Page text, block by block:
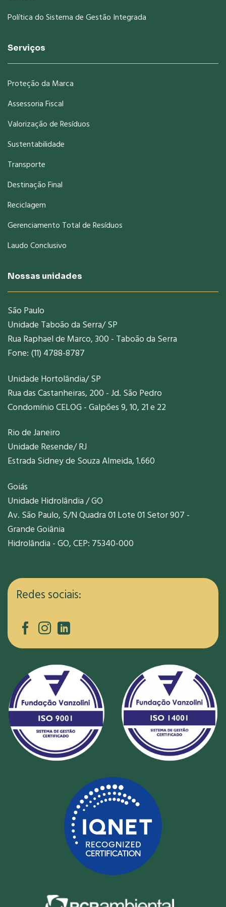
Política do Sistema de Gestão Integrada
Serviços
Proteção da Marca
Assessoria Fiscal
Valorização de Resíduos
Sustentabilidade
Transporte
Destinação Final
Reciclagem
Gerenciamento Total de Resíduos
Laudo Conclusivo
Nossas unidades
São Paulo
Unidade Taboão da Serra/ SP
Rua Raphael de Marco, 300 - Taboão da Serra
Fone: (11) 4788-8787
Unidade Hortolândia/ SP
Rua das Castanheiras, 200 - Jd. São Pedro
Condomínio CELOG - Galpões 9, 10, 21 e 22
Rio de Janeiro
Unidade Resende/ RJ
Estrada Sidney de Souza Almeida, 1.660
Goiás
Unidade Hidrolândia / GO
Av. São Paulo, S/N Quadra 01 Lote 01 Setor 907 -
Grande Goiânia
Hidrolândia - GO, CEP: 75340-000
Redes sociais: